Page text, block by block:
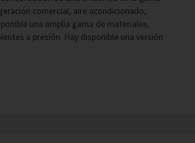
comercial, aire acondicionado,
una amplia gama de materiales,
a presión. Hay disponible una versión